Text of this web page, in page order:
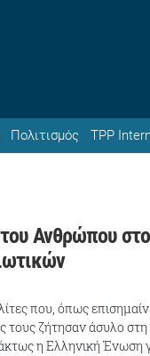
Πολιτισμός TPP
Ανθρώπου στο
που, όπως
τους ζήτησαν άσυλο
η Ελληνική Ένωση